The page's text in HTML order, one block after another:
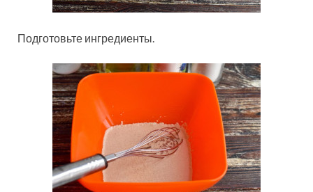
Подготовьте ингредиенты.